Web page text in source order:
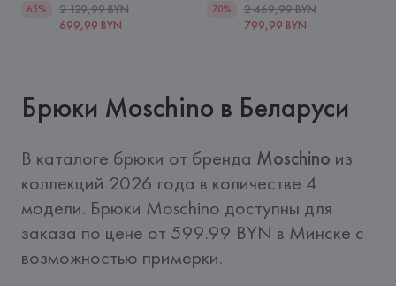
65%
2 129,99 BYN
699,99 BYN
70%
2 469,99 BYN
799,99 BYN
Брюки Moschino в Беларуси
В каталоге брюки от бренда Moschino из
коллекций 2026 года в количестве 4
модели. Брюки Moschino доступны для
заказа по цене от 599.99 BYN в Минске с
возможностью примерки.